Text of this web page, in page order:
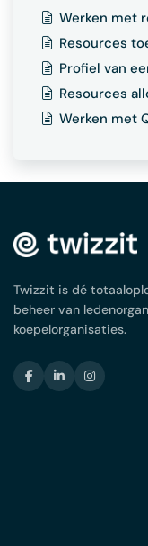
Werken met
Resources
Profiel van
Resources
Werken met
Twizzit is dé
beheer van
koepelorganisaties.